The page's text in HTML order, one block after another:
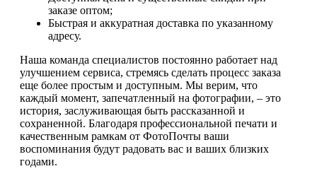
заказе оптом;
Быстрая и аккуратная доставка по указанному
адресу.
Наша команда специалистов постоянно работает над
улучшением сервиса, стремясь сделать процесс заказа
еще более простым и доступным. Мы верим, что
каждый момент, запечатленный на фотографии, – это
история, заслуживающая быть рассказанной и
сохраненной. Благодаря профессиональной печати и
качественным рамкам от ФотоПочты ваши
воспоминания будут радовать вас и ваших близких
годами.